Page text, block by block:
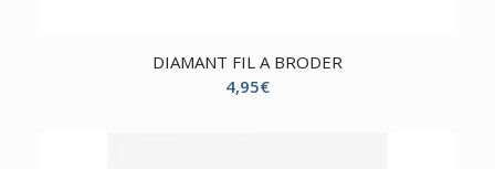
DIAMANT FIL A BRODER
4,95€